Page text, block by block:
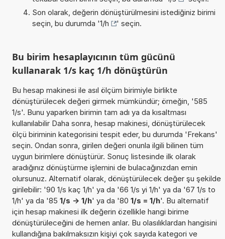
Son olarak, değerin dönüştürülmesini istediğiniz birimi
seçin, bu durumda '1/h ' seçin.
Bu birim hesaplayıcının tüm gücünü
kullanarak 1/s kaç 1/h dönüştürün
Bu hesap makinesi ile asıl ölçüm birimiyle birlikte
dönüştürülecek değeri girmek mümkündür; örneğin, '585
1/s'. Bunu yaparken birimin tam adı ya da kısaltması
kullanılabilir Daha sonra, hesap makinesi, dönüştürülecek
ölçü biriminin kategorisini tespit eder, bu durumda 'Frekans'
seçin. Ondan sonra, girilen değeri onunla ilgili bilinen tüm
uygun birimlere dönüştürür. Sonuç listesinde ilk olarak
aradığınız dönüştürme işlemini de bulacağınızdan emin
olursunuz. Alternatif olarak, dönüştürülecek değer şu şekilde
girilebilir: '90 1/s kaç 1/h' ya da '66 1/s yi 1/h' ya da '67 1/s to
1/h' ya da '85 1/s -> 1/h' ya da '80 1/s = 1/h'. Bu alternatif
için hesap makinesi ilk değerin özellikle hangi birime
dönüştürüleceğini de hemen anlar. Bu olasılıklardan hangisini
kullandığına bakılmaksızın kişiyi çok sayıda kategori ve